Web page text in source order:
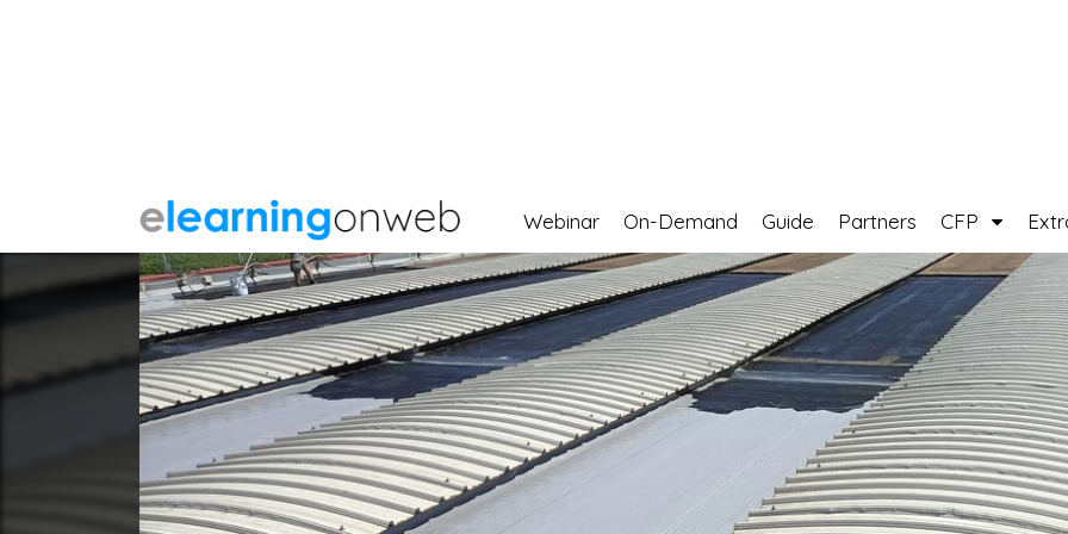
Webinar On-Demand Guide Partners CFP